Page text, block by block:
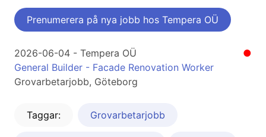
Prenumerera på nya jobb hos Tempera OÜ
●
2026-06-04 - Tempera OÜ
General Builder - Facade Renovation Worker
Grovarbetarjobb, Göteborg
Taggar: Grovarbetarjobb